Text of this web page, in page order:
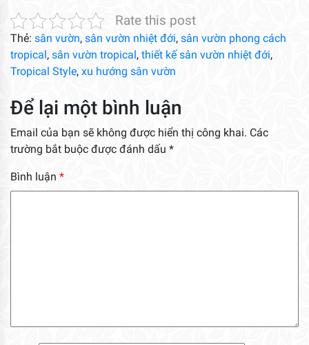
Rate this post
Thẻ: sân vườn, sân vườn nhiệt đới, sân vườn phong cách
tropical, sân vườn tropical, thiết kế sân vườn nhiệt đới,
Tropical Style, xu hướng sân vườn
Để lại một bình luận
Email của bạn sẽ không được hiển thị công khai. Các
trường bắt buộc được đánh dấu *
Bình luận *